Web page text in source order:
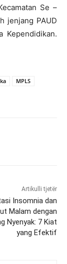
Se –
jenjang PAUD
Kependidikan.
MPLS
Artikulli tjetër
Insomnia dan
Malam dengan
Nyenyak: 7 Kiat
yang Efektif